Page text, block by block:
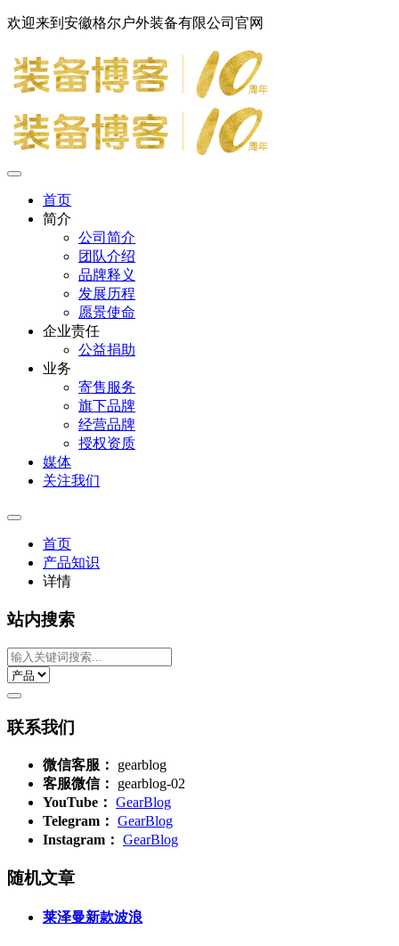
欢迎来到安徽格尔户外装备有限公司官网
首页
简介
公司简介
团队介绍
品牌释义
发展历程
愿景使命
企业责任
公益捐助
业务
寄售服务
旗下品牌
经营品牌
授权资质
媒体
关注我们
首页
产品知识
详情
站内搜索
联系我们
微信客服：
gearblog
客服微信：
gearblog-02
YouTube： GearBlog
Telegram： GearBlog
Instagram： GearBlog
随机文章
莱泽曼新款波浪